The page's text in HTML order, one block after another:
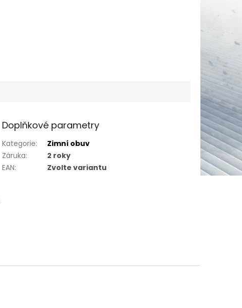
Doplňkové parametry
Kategorie:
Zimní obuv
Záruka:
2 roky
EAN: Zvolte variantu